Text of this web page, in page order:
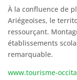
À la confluence de
Ariégeoises, le
ressourçant.
établissements
remarquable.
www.tourisme-